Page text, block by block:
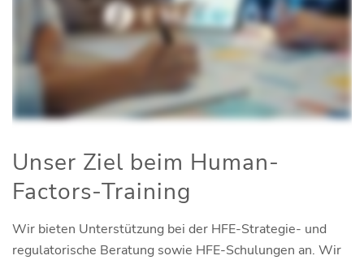
Unser Ziel beim Human-
Factors-Training
Wir bieten Unterstützung bei der HFE-Strategie- und
regulatorische Beratung sowie HFE-Schulungen an. Wir